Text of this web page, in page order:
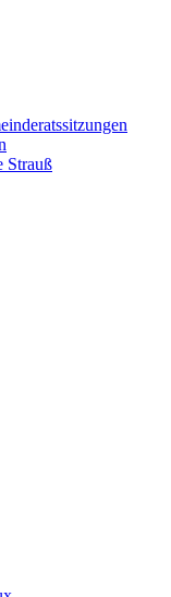
Strauß